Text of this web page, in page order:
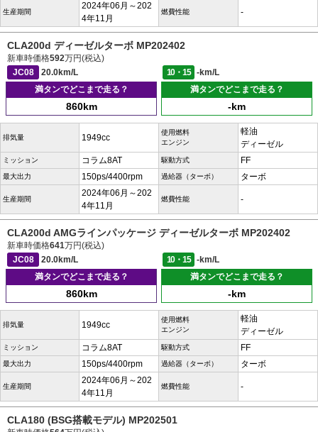
生産期間
2024年06月～202
4年11月
燃費性能 -
CLA200d ディーゼルターボ MP202402
新車時価格592万円(税込)
JC08
20.0km/L 10・15
-km/L
満タンでどこまで走る？
860km
満タンでどこまで走る？
-km
排気量 1949cc
使用燃料
エンジン
軽油
ディーゼル
ミッション コラム8AT 駆動方式 FF
最大出力 150ps/4400rpm 過給器（ターボ） ターボ
生産期間
2024年06月～202
4年11月
燃費性能 -
CLA200d AMGラインパッケージ ディーゼルターボ MP202402
新車時価格641万円(税込)
JC08
20.0km/L 10・15
-km/L
満タンでどこまで走る？
860km
満タンでどこまで走る？
-km
排気量 1949cc
使用燃料
エンジン
軽油
ディーゼル
ミッション コラム8AT 駆動方式 FF
最大出力 150ps/4400rpm 過給器（ターボ） ターボ
生産期間
2024年06月～202
4年11月
燃費性能 -
CLA180 (BSG搭載モデル) MP202501